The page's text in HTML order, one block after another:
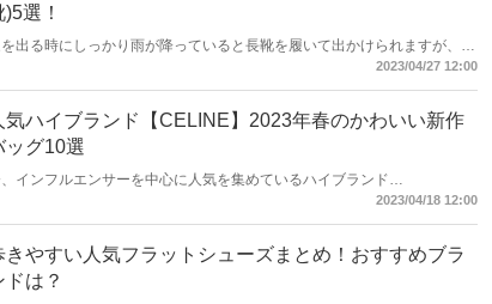
)5選！
出る時にしっかり雨が降っていると長靴を履いて出かけられますが、小
雨が降りそうなときは長靴にしようかいつもの靴にしようか迷ってしま
2023/04/27 12:00
気ハイブランド【CELINE】2023年春のかわいい新作
ッグ10選
インフルエンサーを中心に人気を集めているハイブランド
（セリーヌ）」。年代を問わず持てるアイテムが揃っており、
2023/04/18 12:00
きやすい人気フラットシューズまとめ！おすすめブラ
ドは？